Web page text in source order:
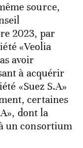
source,
2023, par
«Veolia
avoir
à acquérir
«Suez S.A»
certaines
dont la
un consortium